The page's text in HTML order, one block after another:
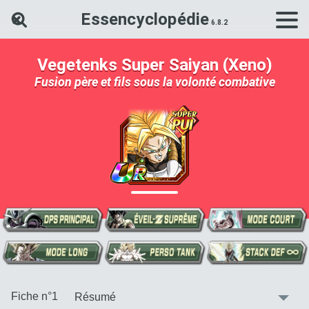
Essencyclopédie
Rechercher une carte Dokkan
Vegetenks Super Saiyan (Xeno)
Fusion père et fils sous la volonté combative
Fiche n°1